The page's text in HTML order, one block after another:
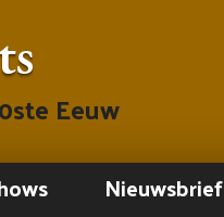
Eeuw
Nieuwsbrief